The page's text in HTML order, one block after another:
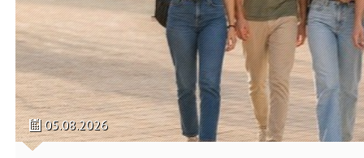
05.08.2026